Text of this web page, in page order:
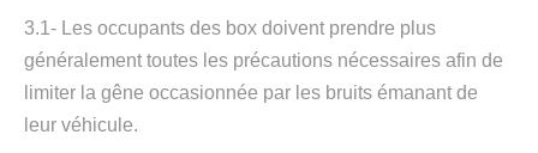
3.1- Les occupants des box doivent prendre plus
généralement toutes les précautions nécessaires afin de
limiter la gêne occasionnée par les bruits émanant de
leur véhicule.